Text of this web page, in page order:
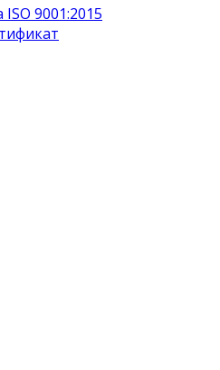
9001:2015